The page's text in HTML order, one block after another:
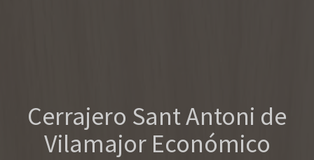
Cerrajero Sant Antoni de
Vilamajor Económico